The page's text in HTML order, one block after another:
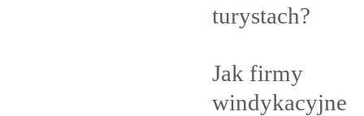
turystach?
Jak firmy
windykacyjne